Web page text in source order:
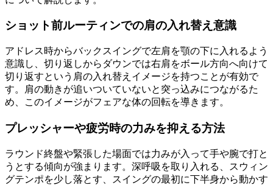
ショット前ルーティンでの肩の入れ替え意識
アドレス時からバックスイングで左肩を顎の下に入れるよう
意識し、切り返しからダウンでは右肩をボール方向へ向けて
切り返すという肩の入れ替えイメージを持つことが有効で
す。肩の動きが追いついていないと突っ込みにつながるた
め、このイメージがフェアな体の回転を導きます。
プレッシャーや疲労時の力みを抑える方法
ラウンド終盤や緊張した場面では力みが入って手や腕で打と
うとする傾向が強まります。深呼吸を取り入れる、スウィン
グテンポを少し落とす、スイングの最初に下半身から動かす